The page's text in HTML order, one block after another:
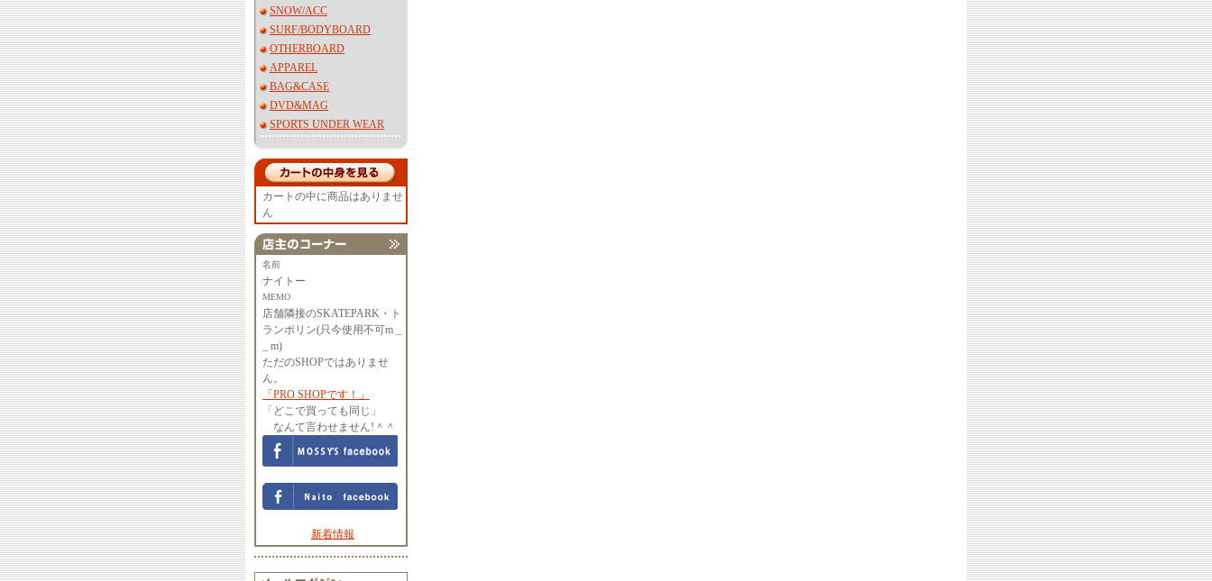
SNOW/ACC
SURF/BODYBOARD
OTHERBOARD
APPAREL
BAG&CASE
DVD&MAG
SPORTS UNDER WEAR
カートの中に商品はありませ
ん
名前
ナイトー
MEMO
店舗隣接のSKATEPARK・ト
ランポリン(只今使用不可m _
_ m)
ただのSHOPではありませ
ん。
「PRO SHOPです！」
「どこで買っても同じ」
なんて言わせません!＾＾
新着情報